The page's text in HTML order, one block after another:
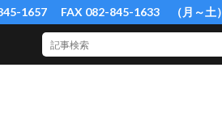
1657 FAX 082-845-1633 （月～土）